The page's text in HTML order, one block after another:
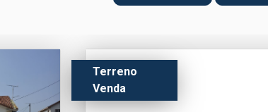
Terreno
Venda